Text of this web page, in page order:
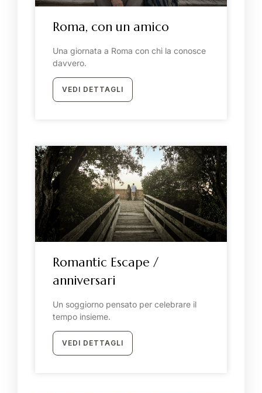
Roma, con un amico
Una giornata a Roma con chi la conosce
davvero.
VEDI DETTAGLI
Romantic Escape /
anniversari
Un soggiorno pensato per celebrare il
tempo insieme.
VEDI DETTAGLI